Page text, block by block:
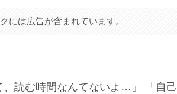
には広告が含まれています。
、読む時間なんてないよ…」 「自